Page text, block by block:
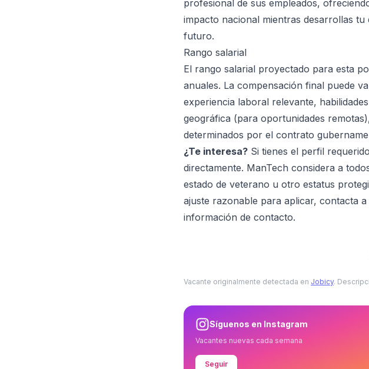
profesional de sus empleados,
impacto nacional mientras desarrollas
futuro.
Rango salarial
El rango salarial proyectado para esta
anuales. La compensación final puede
experiencia laboral relevante,
geográfica (para oportunidades
determinados por el contrato
¿Te interesa? Si tienes el perfil
directamente. ManTech considera a
estado de veterano u otro estatus
ajuste razonable para aplicar, contacta
información de contacto.
Vacante originalmente detectada en Jobicy.
Síguenos en Instagram
Vacantes nuevas cada semana
Seguir